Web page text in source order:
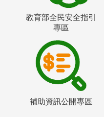
教育部全民安全指引
專區
補助資訊公開專區